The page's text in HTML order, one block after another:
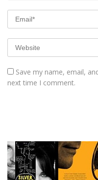
Save my name, email,
next time I comment.